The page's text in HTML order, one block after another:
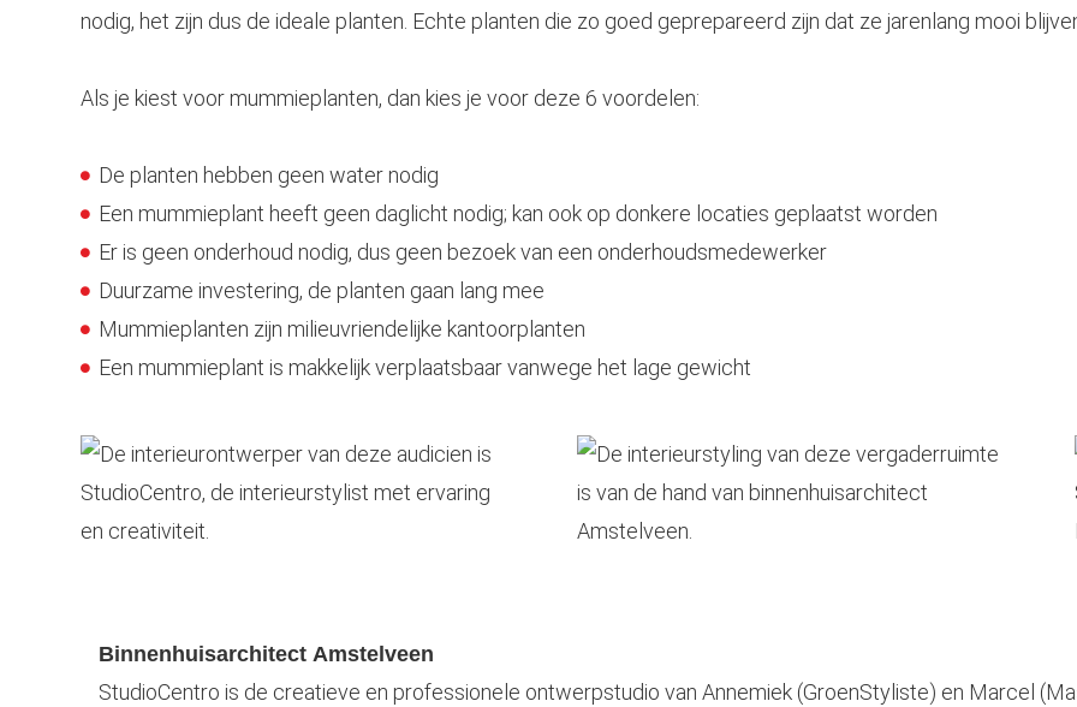
nodig, het zijn dus de ideale planten. Echte planten die zo goed geprepareerd zijn dat ze jarenlang mooi
Als je kiest voor mummieplanten, dan kies je voor deze 6 voordelen:
De planten hebben geen water nodig
Een mummieplant heeft geen daglicht nodig; kan ook op donkere locaties geplaatst worden
Er is geen onderhoud nodig, dus geen bezoek van een onderhoudsmedewerker
Duurzame investering, de planten gaan lang mee
Mummieplanten zijn milieuvriendelijke kantoorplanten
Een mummieplant is makkelijk verplaatsbaar vanwege het lage gewicht
Binnenhuisarchitect Amstelveen
StudioCentro is de creatieve en professionele ontwerpstudio van Annemiek (GroenStyliste) en Marcel